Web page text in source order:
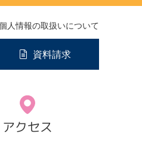
人情報の取扱いについて
資料請求
アクセス